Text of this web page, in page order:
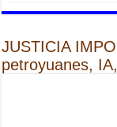
JUSTICIA
petroyuanes,